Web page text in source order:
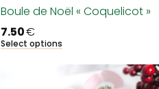
Boule de Noël « Coquelicot »
7.50€
Select options